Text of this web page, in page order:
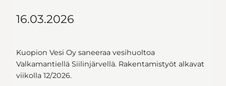
16.03.2026
Kuopion Vesi Oy saneeraa vesihuoltoa
Valkamantiellä Siilinjärvellä. Rakentamistyöt alkavat
viikolla 12/2026.